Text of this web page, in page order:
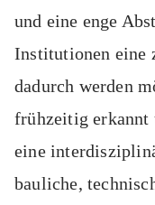
und eine enge
Institutionen eine
dadurch werden
frühzeitig erkannt
eine
bauliche,